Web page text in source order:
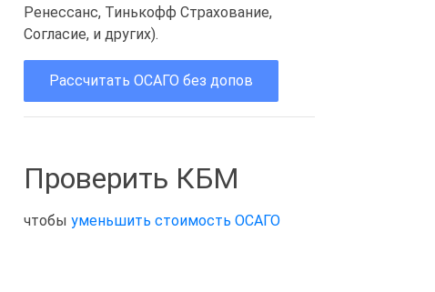
Ренессанс, Тинькофф Страхование,
Согласие, и других).
Рассчитать ОСАГО без допов
Проверить КБМ
чтобы уменьшить стоимость ОСАГО